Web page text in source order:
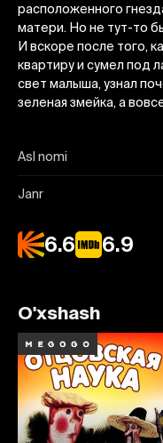
расположенного
матери. Но не тут-то
И вскоре после того,
квартиру и сумел под
свет малыша, узнал
зеленая змейка, а
Asl nomi
Janr
6.6 6.9
O'xshash